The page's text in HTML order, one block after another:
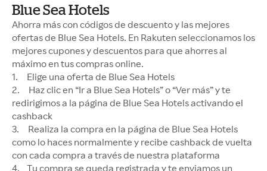
Blue Sea Hotels
Ahorra más con códigos de descuento y las mejores
ofertas de Blue Sea Hotels. En Rakuten seleccionamos los
mejores cupones y descuentos para que ahorres al
máximo en tus compras online.
1. Elige una oferta de Blue Sea Hotels
2. Haz clic en “Ir a Blue Sea Hotels” o “Ver más” y te
redirigimos a la página de Blue Sea Hotels activando el
cashback
3. Realiza la compra en la página de Blue Sea Hotels
como lo haces normalmente y recibe cashback de vuelta
con cada compra a través de nuestra plataforma
4. Tu compra se queda registrada y te enviamos un